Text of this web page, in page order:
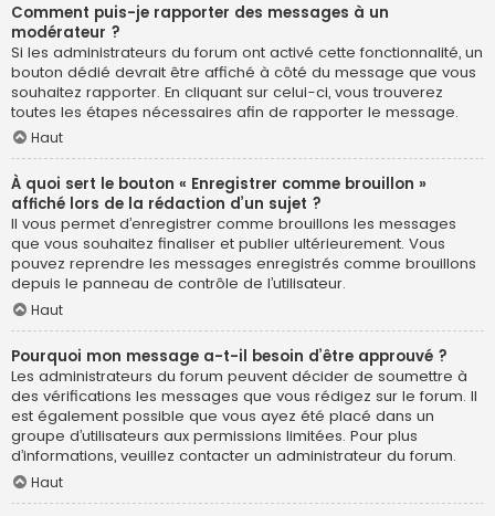
Comment puis-je rapporter des messages à un
modérateur ?
Si les administrateurs du forum ont activé cette fonctionnalité, un
bouton dédié devrait être affiché à côté du message que vous
souhaitez rapporter. En cliquant sur celui-ci, vous trouverez
toutes les étapes nécessaires afin de rapporter le message.
Haut
À quoi sert le bouton « Enregistrer comme brouillon »
affiché lors de la rédaction d’un sujet ?
Il vous permet d’enregistrer comme brouillons les messages
que vous souhaitez finaliser et publier ultérieurement. Vous
pouvez reprendre les messages enregistrés comme brouillons
depuis le panneau de contrôle de l’utilisateur.
Haut
Pourquoi mon message a-t-il besoin d’être approuvé ?
Les administrateurs du forum peuvent décider de soumettre à
des vérifications les messages que vous rédigez sur le forum. Il
est également possible que vous ayez été placé dans un
groupe d’utilisateurs aux permissions limitées. Pour plus
d’informations, veuillez contacter un administrateur du forum.
Haut